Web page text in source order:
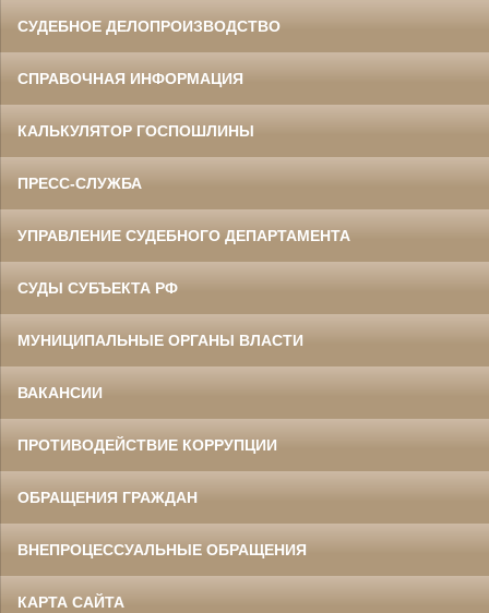
СУДЕБНОЕ ДЕЛОПРОИЗВОДСТВО
СПРАВОЧНАЯ ИНФОРМАЦИЯ
КАЛЬКУЛЯТОР ГОСПОШЛИНЫ
ПРЕСС-СЛУЖБА
УПРАВЛЕНИЕ СУДЕБНОГО ДЕПАРТАМЕНТА
СУДЫ СУБЪЕКТА РФ
МУНИЦИПАЛЬНЫЕ ОРГАНЫ ВЛАСТИ
ВАКАНСИИ
ПРОТИВОДЕЙСТВИЕ КОРРУПЦИИ
ОБРАЩЕНИЯ ГРАЖДАН
ВНЕПРОЦЕССУАЛЬНЫЕ ОБРАЩЕНИЯ
КАРТА САЙТА